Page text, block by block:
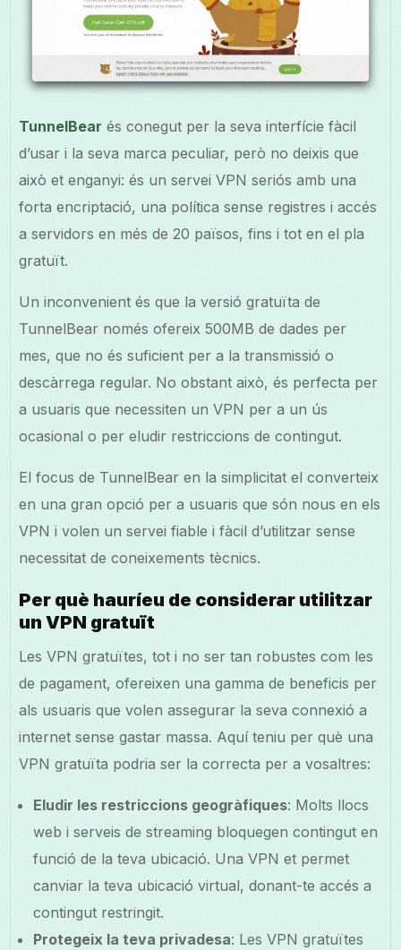
TunnelBear és conegut per la seva interfície fàcil
d’usar i la seva marca peculiar, però no deixis que
això et enganyi: és un servei VPN seriós amb una
forta encriptació, una política sense registres i accés
a servidors en més de 20 països, fins i tot en el pla
gratuït.
Un inconvenient és que la versió gratuïta de
TunnelBear només ofereix 500MB de dades per
mes, que no és suficient per a la transmissió o
descàrrega regular. No obstant això, és perfecta per
a usuaris que necessiten un VPN per a un ús
ocasional o per eludir restriccions de contingut.
El focus de TunnelBear en la simplicitat el converteix
en una gran opció per a usuaris que són nous en els
VPN i volen un servei fiable i fàcil d’utilitzar sense
necessitat de coneixements tècnics.
Per què hauríeu de considerar utilitzar
un VPN gratuït
Les VPN gratuïtes, tot i no ser tan robustes com les
de pagament, ofereixen una gamma de beneficis per
als usuaris que volen assegurar la seva connexió a
internet sense gastar massa. Aquí teniu per què una
VPN gratuïta podria ser la correcta per a vosaltres:
Eludir les restriccions geogràfiques: Molts llocs
web i serveis de streaming bloquegen contingut en
funció de la teva ubicació. Una VPN et permet
canviar la teva ubicació virtual, donant-te accés a
contingut restringit.
Protegeix la teva privadesa: Les VPN gratuïtes